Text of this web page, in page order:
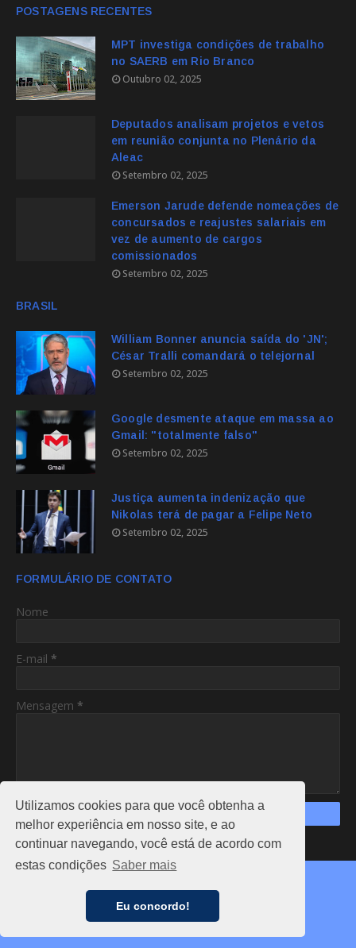
Utilizamos cookies para que você obtenha a
melhor experiência em nosso site, e ao
continuar navegando, você está de acordo com
estas condições Saber mais
Eu concordo!
POSTAGENS RECENTES
MPT investiga condições de trabalho
no SAERB em Rio Branco
Outubro 02, 2025
Deputados analisam projetos e vetos
em reunião conjunta no Plenário da
Aleac
Setembro 02, 2025
Emerson Jarude defende nomeações de
concursados e reajustes salariais em
vez de aumento de cargos
comissionados
Setembro 02, 2025
BRASIL
William Bonner anuncia saída do 'JN';
César Tralli comandará o telejornal
Setembro 02, 2025
Google desmente ataque em massa ao
Gmail: "totalmente falso"
Setembro 02, 2025
Justiça aumenta indenização que
Nikolas terá de pagar a Felipe Neto
Setembro 02, 2025
FORMULÁRIO DE CONTATO
Nome
E-mail *
Mensagem *
https://www.am24hs.com/
NOTÍCIAS FALE CONOSCO